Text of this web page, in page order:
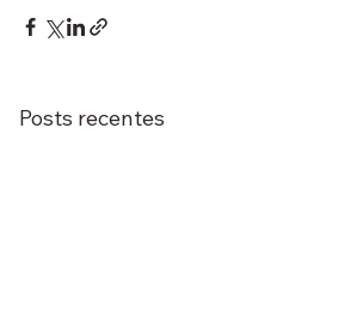
Posts recentes